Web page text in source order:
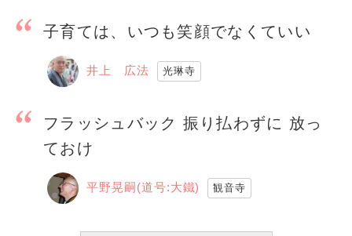
子育ては、いつも笑顔でなくていい
井上 広法 光琳寺
フラッシュバック 振り払わずに 放っ
ておけ
平野晃嗣(道号:大鐵) 観音寺